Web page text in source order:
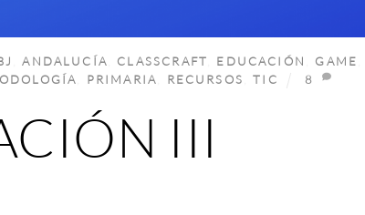
III
,ANDALUCÍA CLASSCRAFT EDUCACIÓN GAME
PRIMARIA RECURSOS ,TIC 8